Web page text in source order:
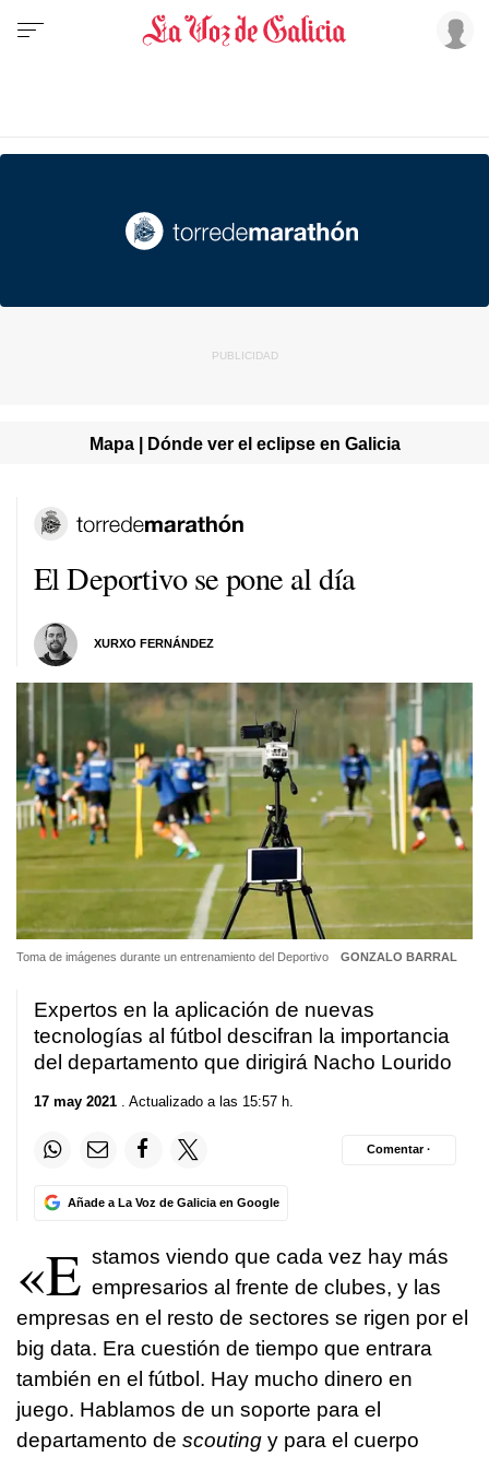
Mapa | Dónde ver el eclipse en Galicia
El Deportivo se pone al día
XURXO FERNÁNDEZ
Toma de imágenes durante un entrenamiento del Deportivo GONZALO BARRAL
Expertos en la aplicación de nuevas
tecnologías al fútbol descifran la importancia
del departamento que dirigirá Nacho Lourido
17 may 2021 . Actualizado a las 15:57 h.
Añade a La Voz de Galicia en Google
Comentar ·
«E stamos viendo que cada vez hay más
empresarios al frente de clubes, y las
empresas en el resto de sectores se rigen por el
big data. Era cuestión de tiempo que entrara
también en el fútbol. Hay mucho dinero en
juego. Hablamos de un soporte para el
departamento de scouting y para el cuerpo